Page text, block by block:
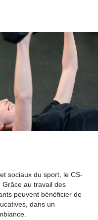
sociaux du sport, le CS-
Grâce au travail des
peuvent bénéficier de
dans un